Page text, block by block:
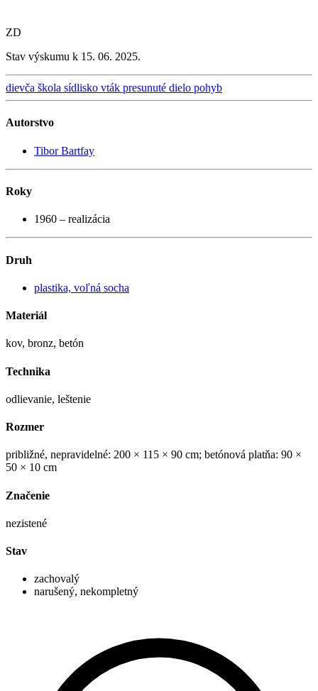
ZD
Stav výskumu k 15. 06. 2025.
dievča škola sídlisko vták presunuté dielo pohyb
Autorstvo
Tibor Bartfay
Roky
1960 – realizácia
Druh
plastika, voľná socha
Materiál
kov, bronz, betón
Technika
odlievanie, leštenie
Rozmer
približné, nepravidelné: 200 × 115 × 90 cm; betónová platňa: 90 ×
50 × 10 cm
Značenie
nezistené
Stav
zachovalý
narušený, nekompletný